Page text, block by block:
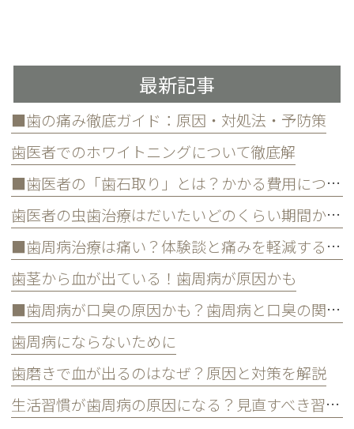
最新記事
■歯の痛み徹底ガイド：原因・対処法・予防策
歯医者でのホワイトニングについて徹底解
■歯医者の「歯石取り」とは？かかる費用について
歯医者の虫歯治療はだいたいどのくらい期間かかる？
■歯周病治療は痛い？体験談と痛みを軽減する方法
歯茎から血が出ている！歯周病が原因かも
■歯周病が口臭の原因かも？歯周病と口臭の関係について
歯周病にならないために
歯磨きで血が出るのはなぜ？原因と対策を解説
生活習慣が歯周病の原因になる？見直すべき習慣とは？